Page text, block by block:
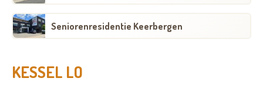
Seniorenresidentie Keerbergen
KESSEL LO